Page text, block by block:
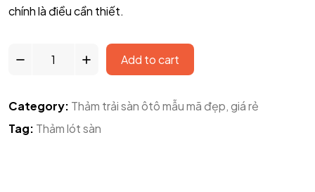
chính là điều cần thiết.
Add to cart
Category: Thảm trải sàn ôtô mẫu mã đẹp, giá rẻ
Tag: Thảm lót sàn